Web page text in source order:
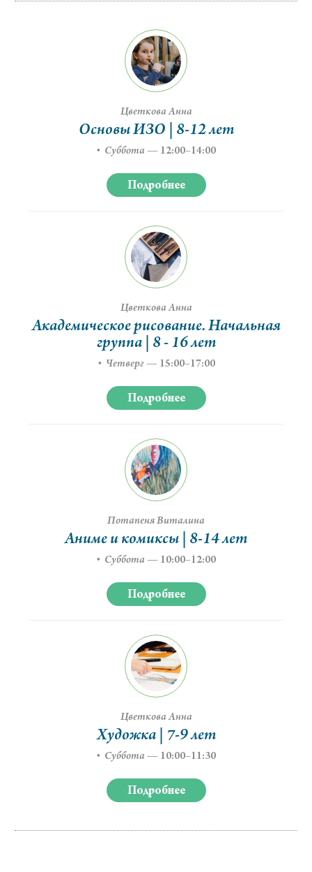
Цветкова Анна
Основы ИЗО | 8-12 лет
Суббота — 12:00–14:00
Подробнее
Цветкова Анна
Академическое рисование. Начальная
группа | 8 - 16 лет
Четверг — 15:00–17:00
Подробнее
Потапеня Виталина
Аниме и комиксы | 8-14 лет
Суббота — 10:00–12:00
Подробнее
Цветкова Анна
Художка | 7-9 лет
Суббота — 10:00–11:30
Подробнее